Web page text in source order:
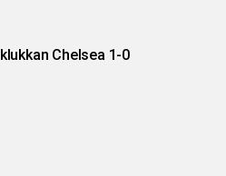
Chelsea 1-0